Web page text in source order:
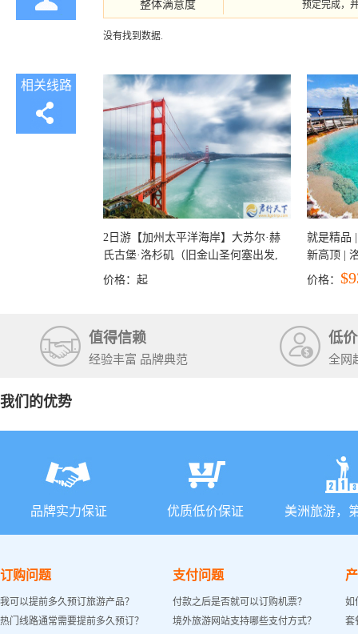
整体满意度 预定完成，
没有找到数据.
相关线路
2日游【加州太平洋海岸】大苏尔·赫
氏古堡·洛杉矶（旧金山圣何塞出发,
洛杉矶结束）
价格： 起
就是精品
新高顶 |
彩穴+马
价格：
值得信赖
经验丰富 品牌典范
低
全网
我们的优势
品牌实力保证 优质低价保证 美洲旅游，
订购问题
我可以提前多久预订旅游产品？
热门线路通常需要提前多久预订？
支付问题
付款之后是否就可以订购机票？
境外旅游网站支持哪些支付方式？
如
套